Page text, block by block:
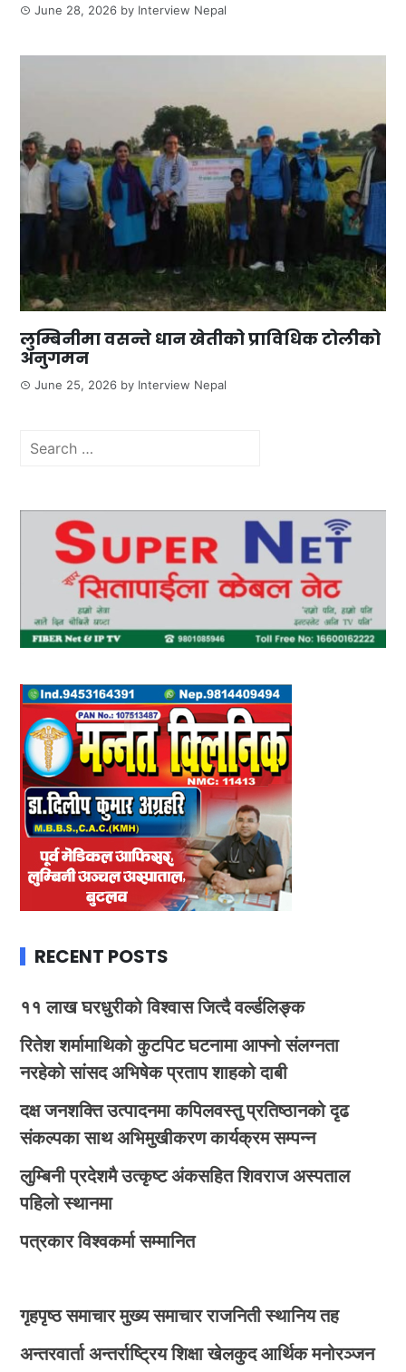
June 28, 2026 by Interview Nepal
लुम्बिनीमा वसन्ते धान खेतीको प्राविधिक टोलीको
अनुगमन
June 25, 2026 by Interview Nepal
Search
RECENT POSTS
११ लाख घरधुरीको विश्वास जित्दै वर्ल्डलिङ्क
रितेश शर्मामाथिको कुटपिट घटनामा आफ्नो संलग्नता
नरहेको सांसद अभिषेक प्रताप शाहको दाबी
दक्ष जनशक्ति उत्पादनमा कपिलवस्तु प्रतिष्ठानको दृढ
संकल्पका साथ अभिमुखीकरण कार्यक्रम सम्पन्न
लुम्बिनी प्रदेशमै उत्कृष्ट अंकसहित शिवराज अस्पताल
पहिलो स्थानमा
पत्रकार विश्वकर्मा सम्मानित
गृहपृष्ठ समाचार मुख्य समाचार राजनिती स्थानिय तह
अन्तरवार्ता अन्तर्राष्ट्रिय शिक्षा खेलकुद आर्थिक मनोरञ्जन